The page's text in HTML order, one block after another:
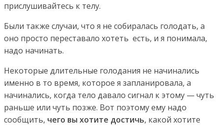
прислушивайтесь к телу.
Были также случаи, что я не собиралась голодать, а
оно просто переставало хотеть есть, и я понимала,
надо начинать.
Некоторые длительные голодания не начинались
именно в то время, которое я запланировала, а
начинались, когда тело давало сигнал к этому — чуть
раньше или чуть позже. Вот поэтому ему надо
сообщить, чего вы хотите достичь, какой хотите